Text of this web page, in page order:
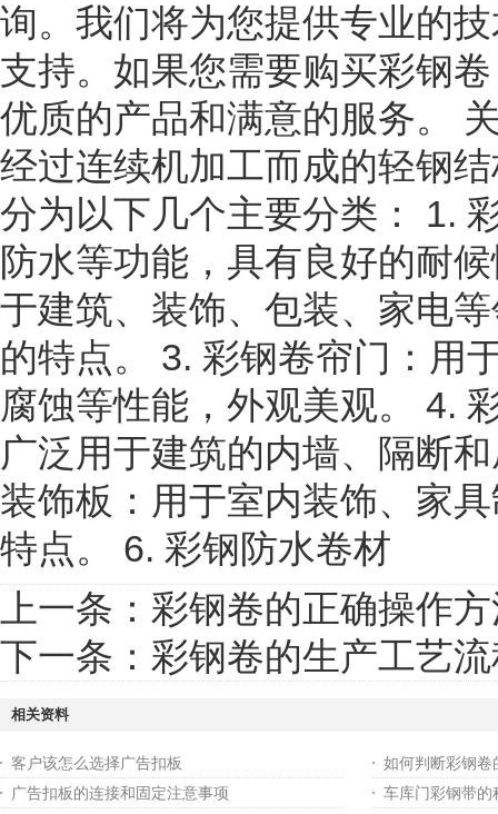
询。我们将为您提供专业的
支持。如果您需要购买彩钢
优质的产品和满意的服务。
经过连续机加工而成的轻钢
分为以下几个主要分类： 1.
防水等功能，具有良好的耐
于建筑、装饰、包装、家电
的特点。 3. 彩钢卷帘门：用
腐蚀等性能，外观美观。 4.
广泛用于建筑的内墙、隔断
装饰板：用于室内装饰、家
特点。 6. 彩钢防水卷材
上一条： 彩钢卷的正确操作
下一条： 彩钢卷的生产工艺
相关资料
客户该怎么选择广告扣板
如何判断彩钢卷
广告扣板的连接和固定注意事项
车库门彩钢带的